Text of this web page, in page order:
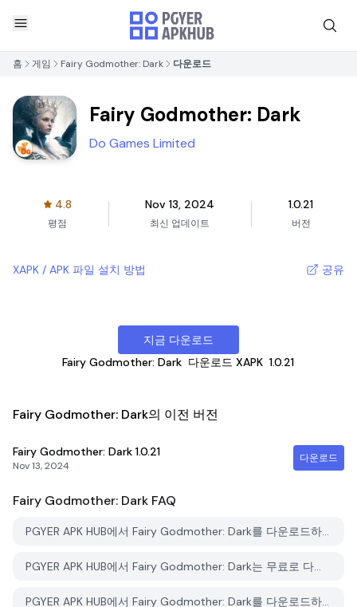
홈 게임 Fairy Godmother: Dark 다운로드
Fairy Godmother: Dark
Do Games Limited
4.8
평점
Nov 13, 2024
최신 업데이트
1.0.21
버전
XAPK / APK 파일 설치 방법 공유
지금 다운로드
Fairy Godmother: Dark 다운로드 XAPK 1.0.21
Fairy Godmother: Dark의 이전 버전
Fairy Godmother: Dark 1.0.21
Nov 13, 2024
다운로드
Fairy Godmother: Dark FAQ
PGYER APK HUB에서 Fairy Godmother: Dark를 다운로드하는 방법은 무엇인가요?
PGYER APK HUB에서 Fairy Godmother: Dark는 무료로 다운로드할 수 있나요?
PGYER APK HUB에서 Fairy Godmother: Dark를 다운로드하려면 계정이 필요한가요?